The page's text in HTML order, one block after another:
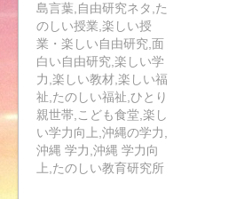
島言葉,自由研究ネタ,た
のしい授業,楽しい授
業・楽しい自由研究,面
白い自由研究,楽しい学
力,楽しい教材,楽しい福
祉,たのしい福祉,ひとり
親世帯,こども食堂,楽し
い学力向上,沖縄の学力,
沖縄 学力,沖縄 学力向
上,たのしい教育研究所